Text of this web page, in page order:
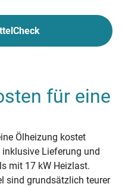
für eine
Ölheizung kostet
inklusive Lieferung und
mit 17 kW Heizlast.
sind grundsätzlich teurer